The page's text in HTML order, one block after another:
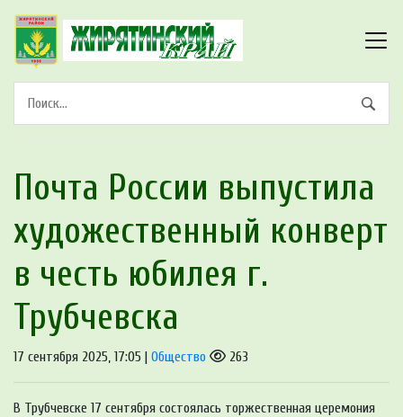
Почта России выпустила
художественный конверт
в честь юбилея г.
Трубчевска
17 сентября 2025, 17:05 | Общество 263
В Трубчевске 17 сентября состоялась торжественная церемония